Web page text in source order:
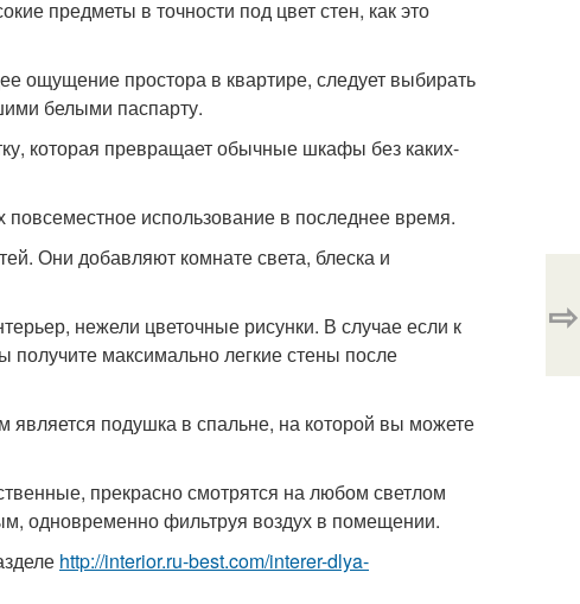
предметы в точности под цвет стен, как это
ощущение простора в квартире, следует выбирать
белыми паспарту.
которая превращает обычные шкафы без каких-
использование в последнее время.
Они добавляют комнате света, блеска и
нежели цветочные рисунки. В случае если к
максимально легкие стены после
является подушка в спальне, на которой вы можете
прекрасно смотрятся на любом светлом
одновременно фильтруя воздух в помещении.
http://interior.ru-best.com/interer-dlya-
⇨